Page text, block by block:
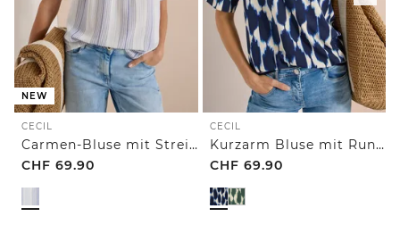
NEW
CECIL
Carmen-Bluse mit Streifenmuster
CHF 69.90
CECIL
Kurzarm Bluse mit Rundhals und Print
CHF 69.90